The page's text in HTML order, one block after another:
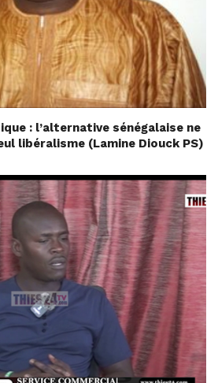
: l’alternative sénégalaise ne
libéralisme (Lamine Diouck PS)